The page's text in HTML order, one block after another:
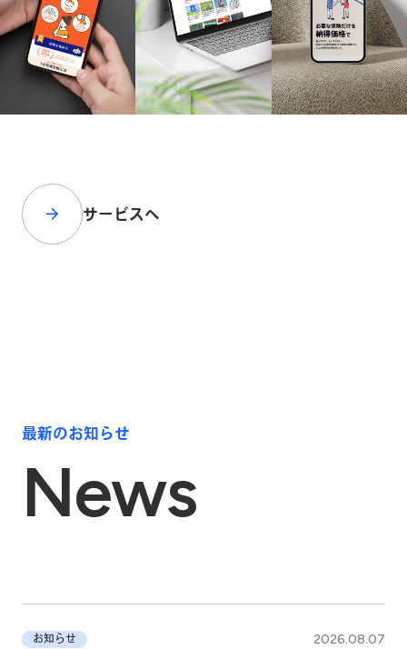
サービスへ
最新のお知らせ
News
お知らせ 2026.08.07